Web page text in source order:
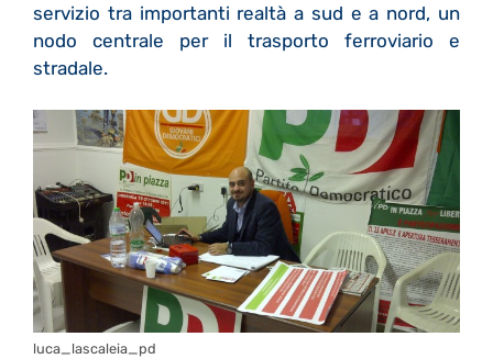
servizio tra importanti realtà a sud e a nord, un
nodo centrale per il trasporto ferroviario e
stradale.
luca_lascaleia_pd